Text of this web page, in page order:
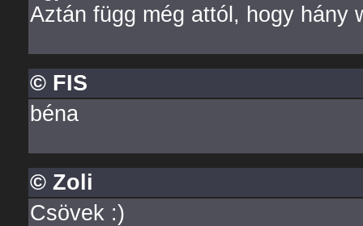
Aztán függ még attól, hogy hány
© FIS
béna
© Zoli
Csövek :)